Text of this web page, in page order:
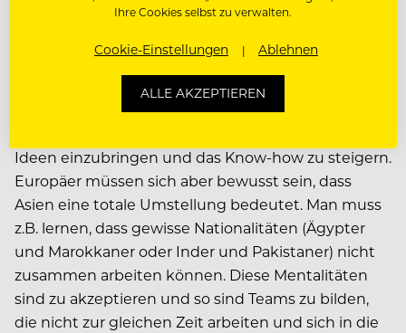
jeweiligen General Managers alle drei Monate ein
Gespräch führen, um zu klären was gut oder nicht
so gut ist und was jeder Einzelne braucht, um auf
das nächste Level zu kommen. So können wir die
Leute auch fördern. Wir brauchen aber immer noch
Ideen einzubringen und das Know-how zu steigern.
Europäer müssen sich aber bewusst sein, dass
Asien eine totale Umstellung bedeutet. Man muss
z.B. lernen, dass gewisse Nationalitäten (Ägypter
und Marokkaner oder Inder und Pakistaner) nicht
zusammen arbeiten können. Diese Mentalitäten
sind zu akzeptieren und so sind Teams zu bilden,
die nicht zur gleichen Zeit arbeiten und sich in die
Ihre Cookies selbst zu verwalten.
Cookie-Einstellungen Ablehnen
ALLE AKZEPTIEREN